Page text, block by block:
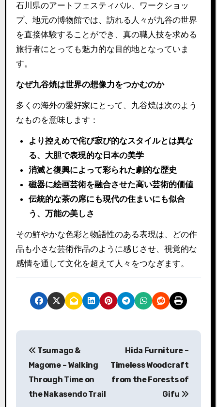
石川県のアートフェスティバル、ワークショッ
プ、地元の博物館では、訪れる人々が九谷の世界
を直接体験することができ、真の職人技を求める
旅行者にとっても魅力的な目的地となっていま
す。
なぜ九谷焼は世界の想像力をつかむのか
多くの海外の愛好家にとって、九谷焼は次のよう
なものを意味します：
より控えめで侘び寂び的なスタイルとは異な
る、大胆で表現的な日本の美学
消滅と復興によって彩られた劇的な歴史
磁器に絵画芸術を融合させた高い芸術的価値
伝統的な茶の席にも現代の住まいにも似合
う、万能の美しさ
その鮮やかな色彩と物語性のある表現は、どの作
品も小さな芸術作品のように感じさせ、視覚的な
感情を通して文化を超えて人々をつなぎます。
稿
ナ
ビ
Tsumago &
Magome – Walking
Through Time on
the Nakasendo Trail
Hida Furniture –
Timeless Woodcraft
from the Forests of
Gifu